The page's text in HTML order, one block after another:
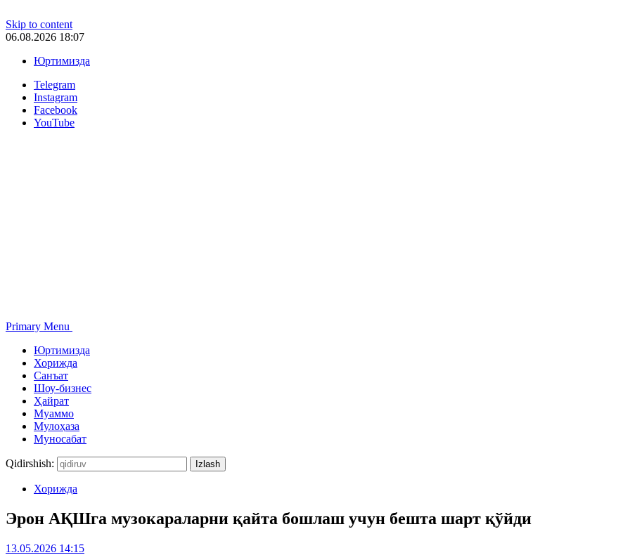
Skip to content
06.08.2026 18:07
Юртимизда
Telegram
Instagram
Facebook
YouTube
Primary Menu
Юртимизда
Хорижда
Санъат
Шоу-бизнес
Ҳайрат
Муаммо
Мулоҳаза
Муносабат
Qidirshish:
Хорижда
Эрон АҚШга музокараларни қайта бошлаш учун бешта шарт қўйди
13.05.2026 14:15